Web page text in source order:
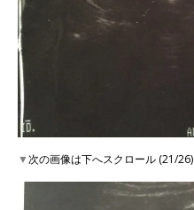
▼次の画像は下へスクロール (21/26)